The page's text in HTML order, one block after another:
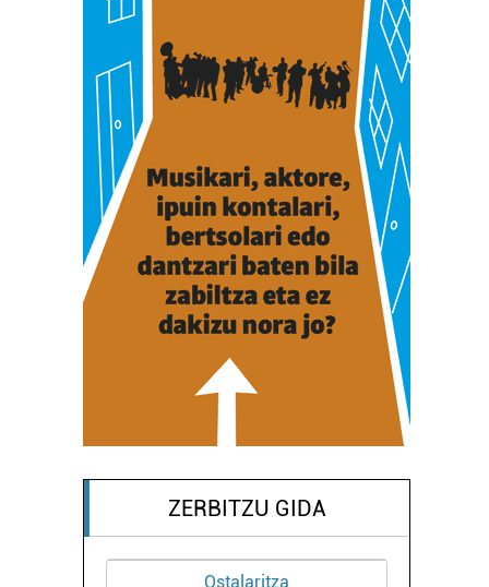
ZERBITZU GIDA
Ostalaritza